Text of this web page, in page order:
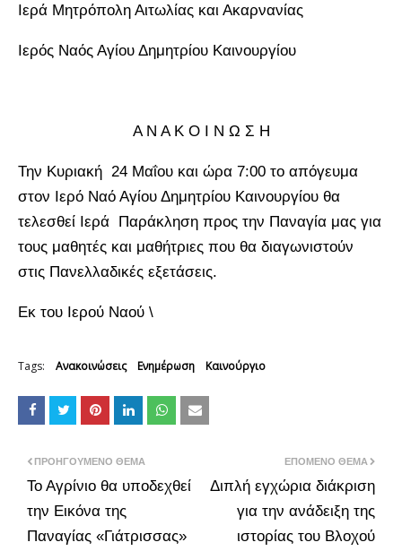
Ιερά Μητρόπολη Αιτωλίας και Ακαρνανίας
Ιερός Ναός Αγίου Δημητρίου Καινουργίου
Α Ν Α Κ Ο Ι Ν Ω Σ Η
Την Κυριακή 24 Μαΐου και ώρα 7:00 το απόγευμα
στον Ιερό Ναό Αγίου Δημητρίου Καινουργίου θα
τελεσθεί Ιερά Παράκληση προς την Παναγία μας για
τους μαθητές και μαθήτριες που θα διαγωνιστούν
στις Πανελλαδικές εξετάσεις.
Εκ του Ιερού Ναού \
Tags: Ανακοινώσεις Ενημέρωση Καινούργιο
ΕΠΌΜΕΝΟ ΘΈΜΑ
Διπλή εγχώρια διάκριση
για την ανάδειξη της
ιστορίας του Βλοχού
ΠΡΟΗΓΟΎΜΕΝΟ ΘΈΜΑ
Το Αγρίνιο θα υποδεχθεί
την Εικόνα της
Παναγίας «Γιάτρισσας»